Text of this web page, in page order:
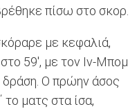
πίσω στο σκορ.
με κεφαλιά,
59', με τον Ιν-Μπομ
δράση. Ο πρώην άσος
ματς στα ίσα,